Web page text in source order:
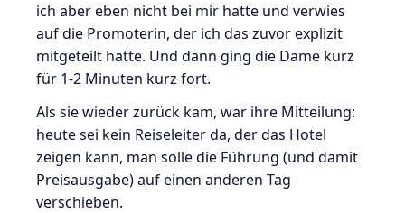
ich aber eben nicht bei mir hatte und verwies
auf die Promoterin, der ich das zuvor explizit
mitgeteilt hatte. Und dann ging die Dame kurz
für 1-2 Minuten kurz fort.
Als sie wieder zurück kam, war ihre Mitteilung:
heute sei kein Reiseleiter da, der das Hotel
zeigen kann, man solle die Führung (und damit
Preisausgabe) auf einen anderen Tag
verschieben.